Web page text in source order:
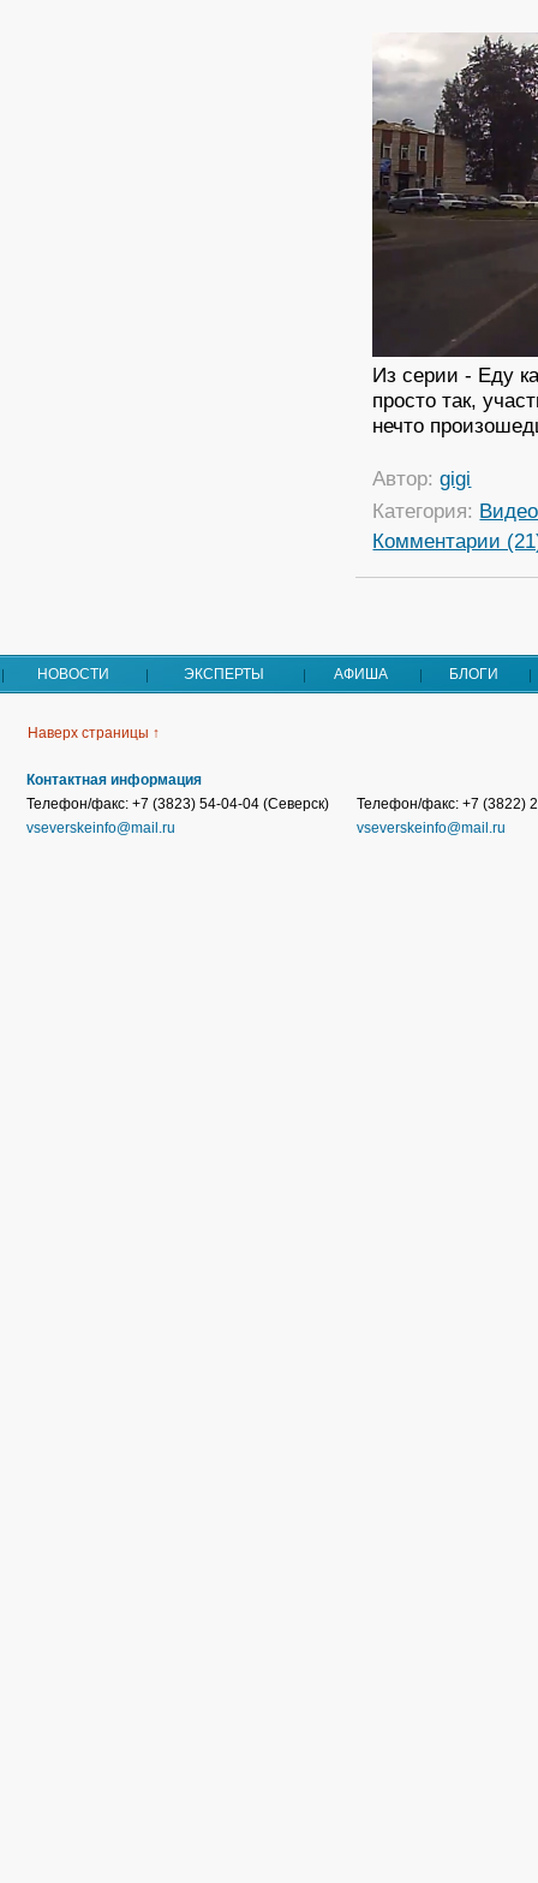
Из серии - Еду
просто так,
нечто
Автор:gigi
Категория: Видео
Комментарии
НОВОСТИ ЭКСПЕРТЫ АФИША БЛОГИ
Наверх страницы ↑
Контактная информация
Телефон/факс: +7 (3823) 54-04-04 (Северск)
vseverskeinfo@mail.ru
Телефон/факс: +7 (3822)
vseverskeinfo@mail.ru